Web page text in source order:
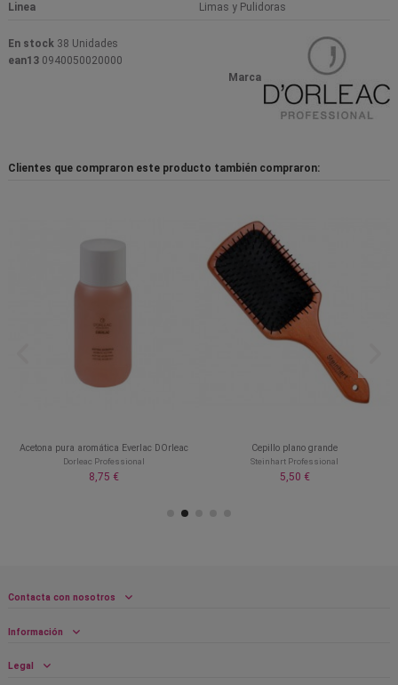
Linea Limas y Pulidoras
Marca
En stock 38 Unidades
ean13 0940050020000
Clientes que compraron este producto también compraron:
Acetona pura aromática Everlac DOrleac
Dorleac Professional
8,75 €
Cepillo plano grande
Steinhart Professional
5,50 €
Contacta con nosotros
Información
Legal